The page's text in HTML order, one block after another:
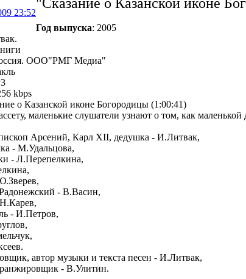
23:52
Год выпуска: 2005
ООО"РМГ Медиа"
kbps
о Казанской иконе Богородицы (1:00:41)
маленькие слушатели узнают о том, как
Арсений, Карл XII, дедушка - И.Литвак,
- М.Удальцова,
- Л.Перепелкина,
- В.Васин,
- И.Петров,
автор музыки и текста песен - И.Литвак,
- В.Улитин.